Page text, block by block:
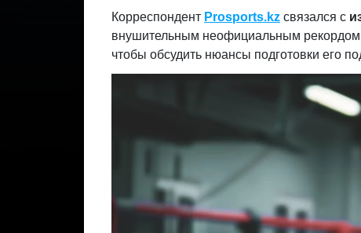
Корреспондент Prosports.kz связался с
внушительным неофициальным
чтобы обсудить нюансы подготовки его